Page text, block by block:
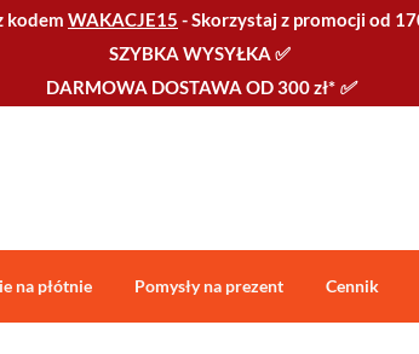
kodem WAKACJE15 -Skorzystaj z promocji od
SZYBKA WYSYŁKA ✅
DARMOWA DOSTAWA OD 300 zł* ✅
na płótnie Pomysły na prezent Cennik